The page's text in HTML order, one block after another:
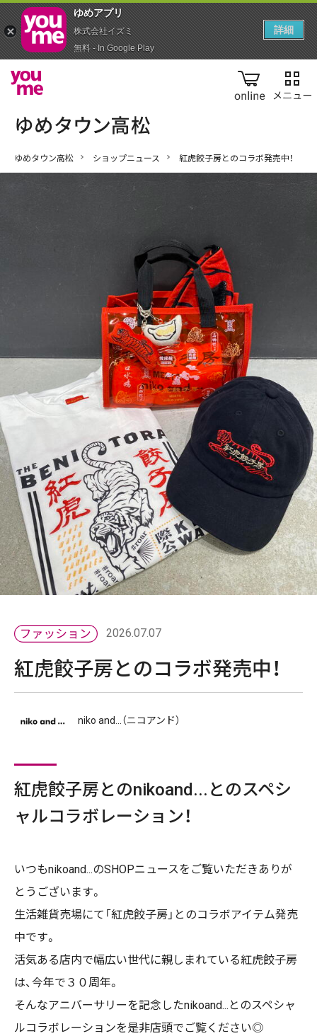
online
ゆめタウン高松 ショップニュース 紅虎餃子房とのコラボ発売中！
2026.07.07
紅虎餃子房とのコラボ発売中！
niko and...（ニコアンド）
紅虎餃子房とのnikoand...とのスペシ
ャルコラボレーション！
いつもnikoand...のSHOPニュースをご覧いただきありが
とうございます。
生活雑貨売場にて「紅虎餃子房」とのコラボアイテム発売
中です。
活気ある店内で幅広い世代に親しまれている紅虎餃子房
は、今年で３０周年。
そんなアニバーサリーを記念したnikoand...とのスペシャ
ルコラボレーションを是非店頭でご覧ください◎
ゆめアプ‪リ‬
株式会社イズミ
無料 - In Google Play
詳細